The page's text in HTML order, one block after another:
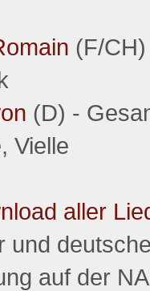
(F/
(D) -
Vielle
aller
und
auf der